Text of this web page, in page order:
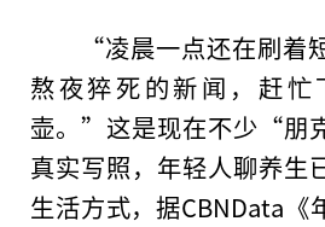
“凌晨一点还在刷着
熬夜猝死的新闻，赶忙
壶。”这是现在不少“朋
真实写照，年轻人聊养生
生活方式，据CBNData《